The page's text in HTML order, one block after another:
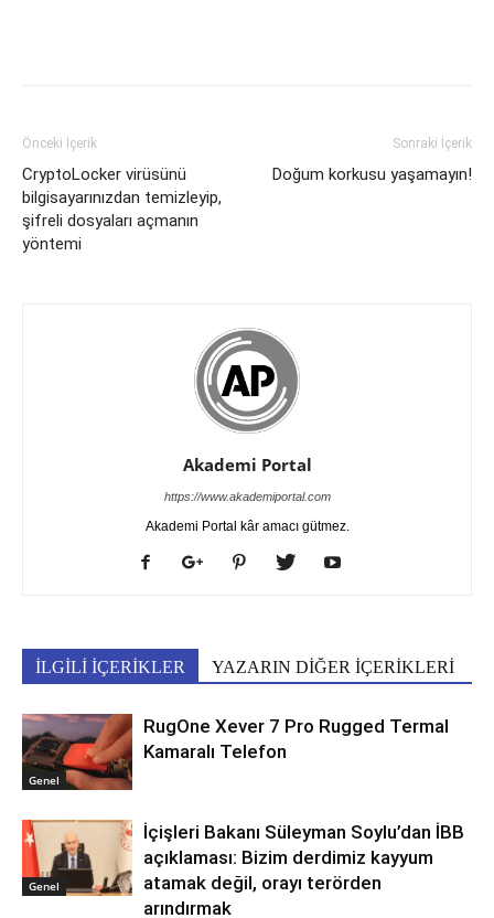
Önceki İçerik
CryptoLocker virüsünü
bilgisayarınızdan temizleyip,
şifreli dosyaları açmanın
yöntemi
Sonraki İçerik
Doğum korkusu yaşamayın!
Akademi Portal
https://www.akademiportal.com
Akademi Portal kâr amacı gütmez.
İLGİLİ İÇERİKLER YAZARIN DİĞER İÇERİKLERİ
Genel
RugOne Xever 7 Pro Rugged Termal
Kamaralı Telefon
Genel
İçişleri Bakanı Süleyman Soylu’dan İBB
açıklaması: Bizim derdimiz kayyum
atamak değil, orayı terörden
arındırmak